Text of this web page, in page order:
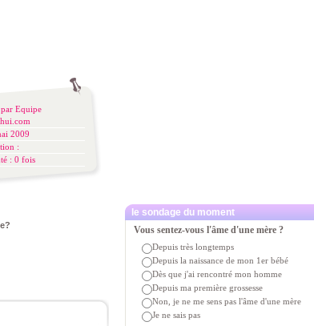
Equipe
2009
:
: 0 fois
le sondage du moment
Vous sentez-vous l'âme d'une mère ?
Depuis très longtemps
Depuis la naissance de mon 1er bébé
Dès que j'ai rencontré mon homme
Depuis ma première grossesse
Non, je ne me sens pas l'âme d'une mère
Je ne sais pas